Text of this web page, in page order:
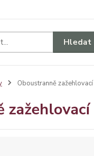
Hledat
Oboustranně